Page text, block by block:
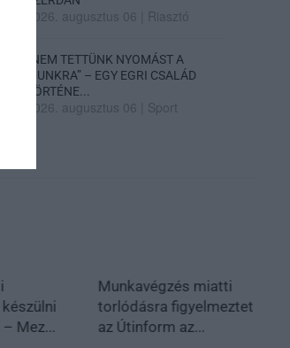
2026. augusztus 06 Riasztó
„NEM TETTÜNK NYOMÁST A
FIUNKRA” – EGY EGRI CSALÁD
TÖRTÉNE...
2026. augusztus 06 Sport
Mez...
Munkavégzés miatti
torlódásra figyelmeztet
az Útinform az...